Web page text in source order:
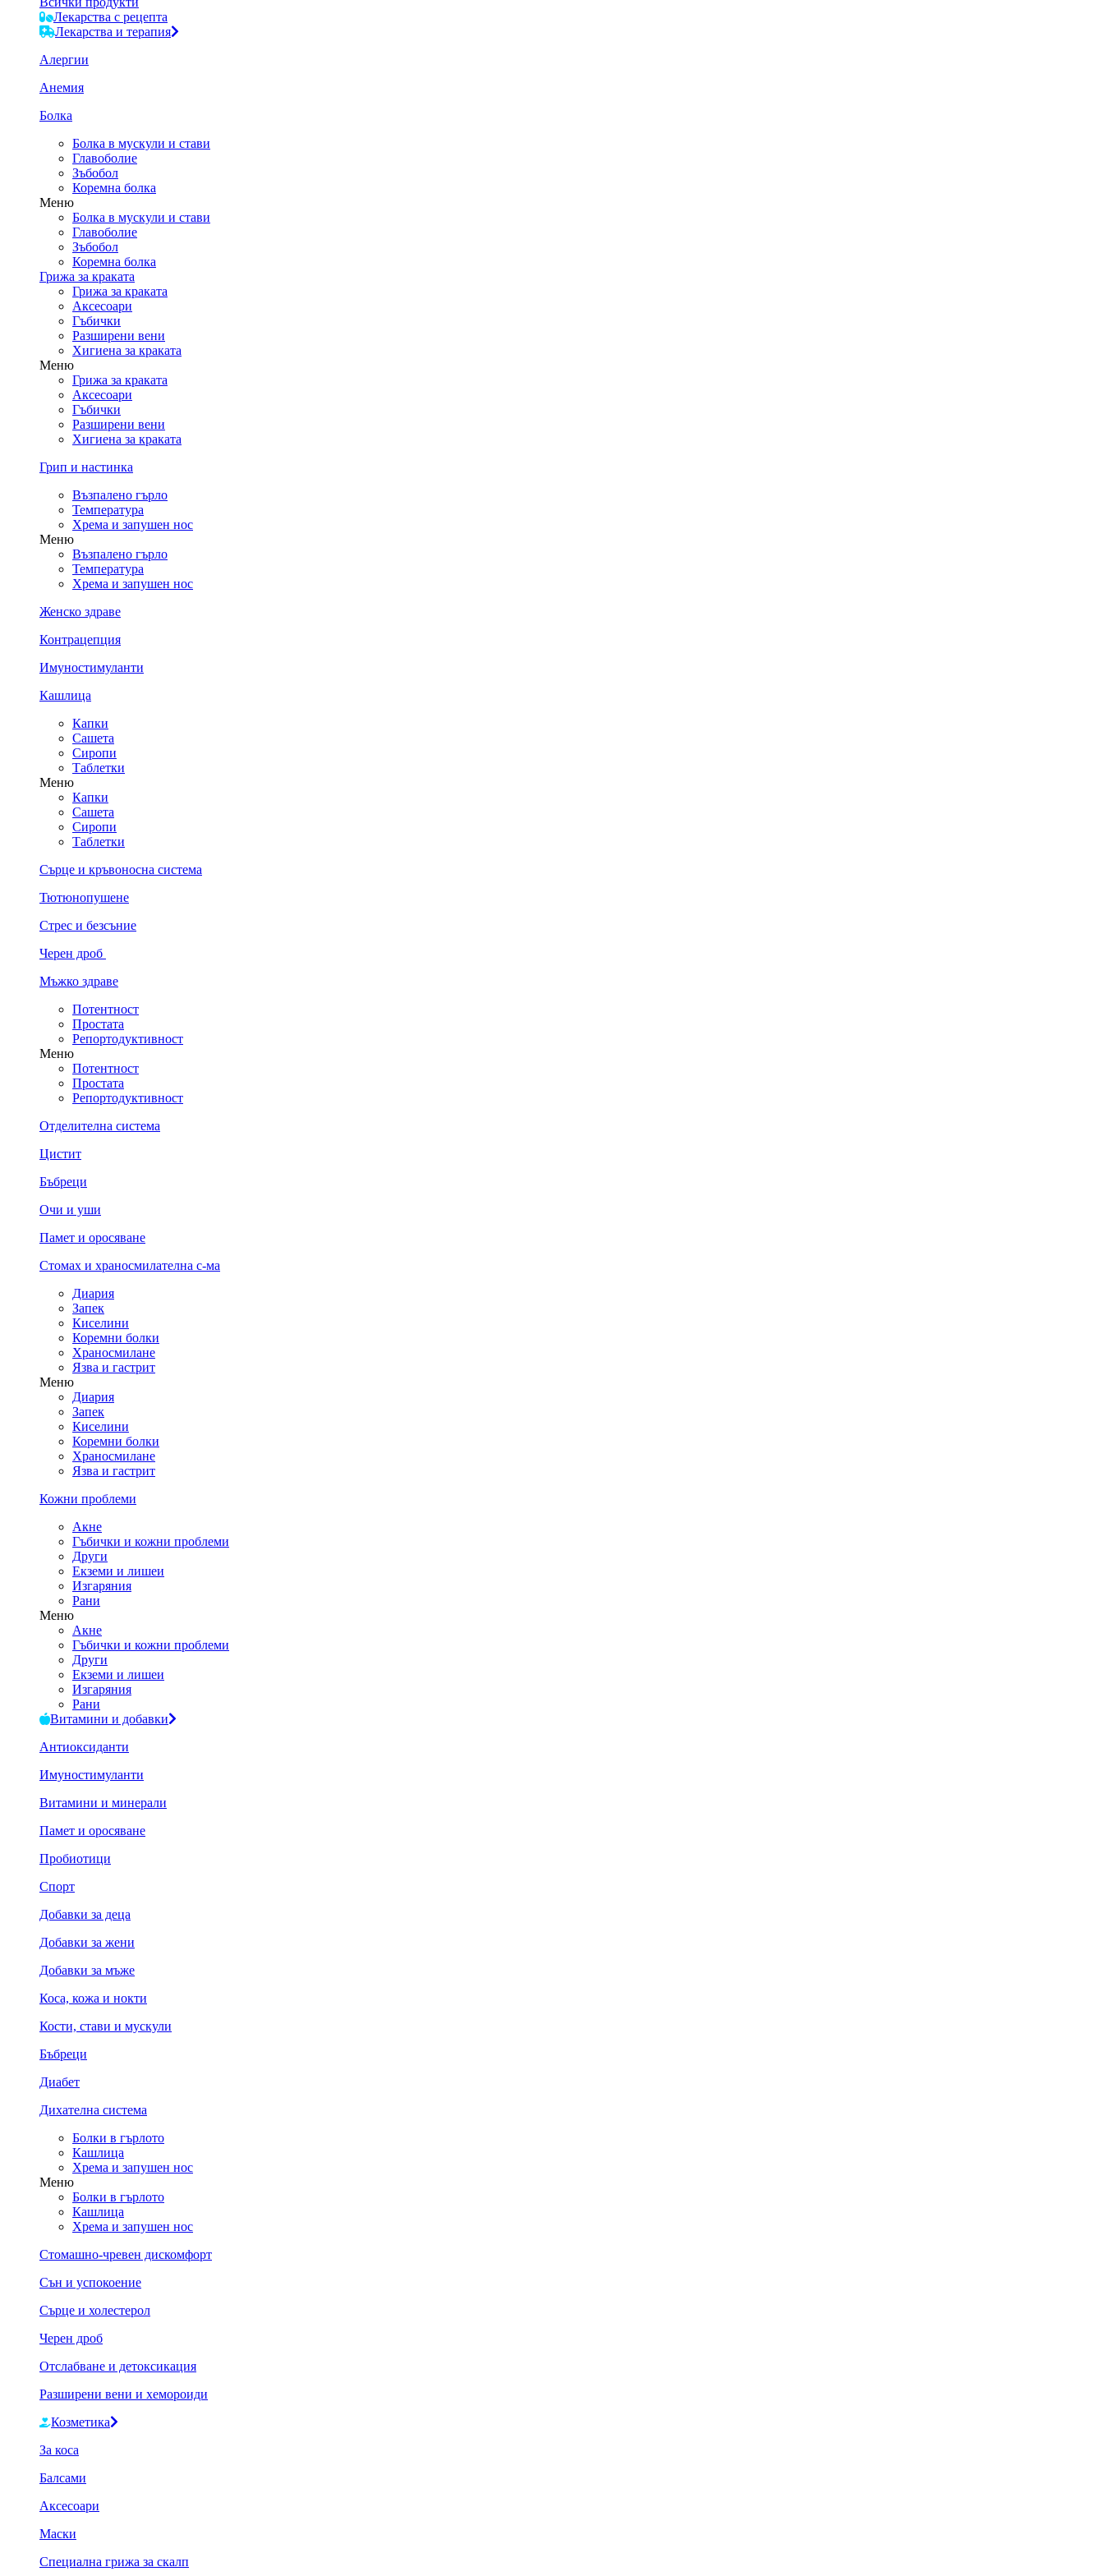
Лекарства с рецепта
Лекарства и терапия
Алергии
Анемия
Болка
Болка в мускули и стави
Главоболие
Зъбобол
Коремна болка
Меню
Болка в мускули и стави
Главоболие
Зъбобол
Коремна болка
Грижа за краката
Грижа за краката
Аксесоари
Гъбички
Разширени вени
Хигиена за краката
Меню
Грижа за краката
Аксесоари
Гъбички
Разширени вени
Хигиена за краката
Грип и настинка
Възпалено гърло
Температура
Хрема и запушен нос
Меню
Възпалено гърло
Температура
Хрема и запушен нос
Женско здраве
Контрацепция
Имуностимуланти
Кашлица
Капки
Сашета
Сиропи
Таблетки
Меню
Капки
Сашета
Сиропи
Таблетки
Сърце и кръвоносна система
Тютюнопушене
Стрес и безсъние
Черен дроб
Мъжко здраве
Потентност
Простата
Репортодуктивност
Меню
Потентност
Простата
Репортодуктивност
Отделителна система
Цистит
Бъбреци
Очи и уши
Памет и оросяване
Стомах и храносмилателна с-ма
Диария
Запек
Киселини
Коремни болки
Храносмилане
Язва и гастрит
Меню
Диария
Запек
Киселини
Коремни болки
Храносмилане
Язва и гастрит
Кожни проблеми
Акне
Гъбички и кожни проблеми
Други
Екземи и лишеи
Изгаряния
Рани
Меню
Акне
Гъбички и кожни проблеми
Други
Екземи и лишеи
Изгаряния
Рани
Витамини и добавки
Антиоксиданти
Имуностимуланти
Витамини и минерали
Памет и оросяване
Пробиотици
Спорт
Добавки за деца
Добавки за жени
Добавки за мъже
Коса, кожа и нокти
Кости, стави и мускули
Бъбреци
Диабет
Дихателна система
Болки в гърлото
Кашлица
Хрема и запушен нос
Меню
Болки в гърлото
Кашлица
Хрема и запушен нос
Стомашно-чревен дискомфорт
Сън и успокоение
Сърце и холестерол
Черен дроб
Отслабване и детоксикация
Разширени вени и хемороиди
Козметика
За коса
Балсами
Аксесоари
Маски
Специална грижа за скалп